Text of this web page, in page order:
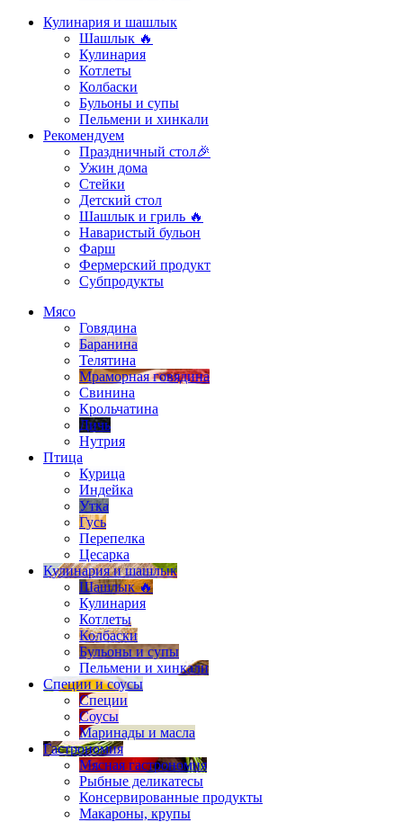
Кулинария и шашлык
Шашлык 🔥
Кулинария
Котлеты
Колбаски
Бульоны и супы
Пельмени и хинкали
Рекомендуем
Праздничный стол🎉
Ужин дома
Стейки
Детский стол
Шашлык и гриль 🔥
Наваристый бульон
Фарш
Фермерский продукт
Субпродукты
Мясо
Говядина
Баранина
Телятина
Мраморная говядина
Свинина
Крольчатина
Дичь
Нутрия
Птица
Курица
Индейка
Утка
Гусь
Перепелка
Цесарка
Кулинария и шашлык
Шашлык 🔥
Кулинария
Котлеты
Колбаски
Бульоны и супы
Пельмени и хинкали
Специи и соусы
Специи
Соусы
Маринады и масла
Гастрономия
Мясная гастрономия
Рыбные деликатесы
Консервированные продукты
Макароны, крупы